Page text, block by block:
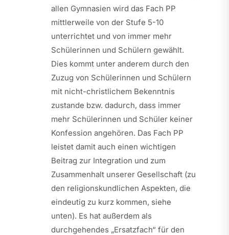
allen Gymnasien wird das Fach PP
mittlerweile von der Stufe 5-10
unterrichtet und von immer mehr
Schülerinnen und Schülern gewählt.
Dies kommt unter anderem durch den
Zuzug von Schülerinnen und Schülern
mit nicht-christlichem Bekenntnis
zustande bzw. dadurch, dass immer
mehr Schülerinnen und Schüler keiner
Konfession angehören. Das Fach PP
leistet damit auch einen wichtigen
Beitrag zur Integration und zum
Zusammenhalt unserer Gesellschaft (zu
den religionskundlichen Aspekten, die
eindeutig zu kurz kommen, siehe
unten). Es hat außerdem als
durchgehendes „Ersatzfach“ für den